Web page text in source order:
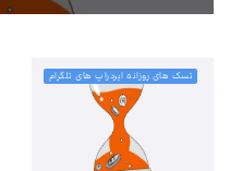
تسک های روزانه ایردراپ های تلگرام